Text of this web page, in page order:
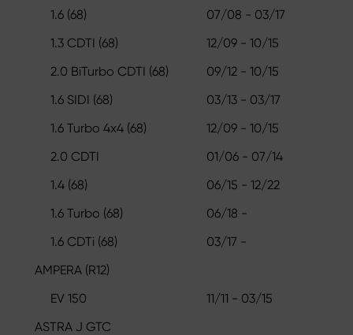
1.6 (68)
07/08 - 03/17
1.3 CDTI (68)
12/09 - 10/15
2.0 BiTurbo CDTI (68)
09/12 - 10/15
1.6 SIDI (68)
03/13 - 03/17
1.6 Turbo 4x4 (68)
12/09 - 10/15
2.0 CDTI
01/06 - 07/14
1.4 (68)
06/15 - 12/22
1.6 Turbo (68)
06/18 -
1.6 CDTi (68)
03/17 -
AMPERA (R12)
EV 150
11/11 - 03/15
ASTRA J GTC